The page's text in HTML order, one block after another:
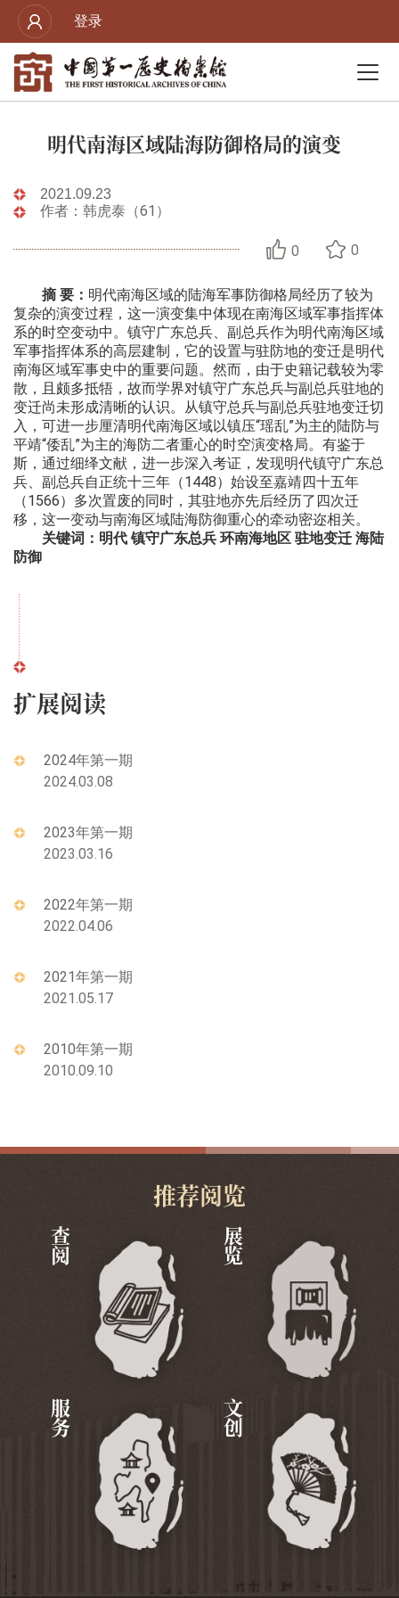
登录
明代南海区域陆海防御格局的演变
2021.09.23
作者：韩虎泰（61）
0 0
摘 要： 明代南海区域的陆海军事防御格局经历了较为
复杂的演变过程，这一演变集中体现在南海区域军事指挥体
系的时空变动中。镇守广东总兵、副总兵作为明代南海区域
军事指挥体系的高层建制，它的设置与驻防地的变迁是明代
南海区域军事史中的重要问题。然而，由于史籍记载较为零
散，且颇多抵牾，故而学界对镇守广东总兵与副总兵驻地的
变迁尚未形成清晰的认识。从镇守总兵与副总兵驻地变迁切
入，可进一步厘清明代南海区域以镇压“瑶乱”为主的陆防与
平靖“倭乱”为主的海防二者重心的时空演变格局。有鉴于
斯，通过细绎文献，进一步深入考证，发现明代镇守广东总
兵、副总兵自正统十三年（1448）始设至嘉靖四十五年
（1566）多次置废的同时，其驻地亦先后经历了四次迁
移，这一变动与南海区域陆海防御重心的牵动密迩相关。
关键词：明代 镇守广东总兵 环南海地区 驻地变迁 海陆
防御
扩展阅读
2024年第一期
2024.03.08
2023年第一期
2023.03.16
2022年第一期
2022.04.06
2021年第一期
2021.05.17
2010年第一期
2010.09.10
推荐阅览
查阅 展览
服务 文创